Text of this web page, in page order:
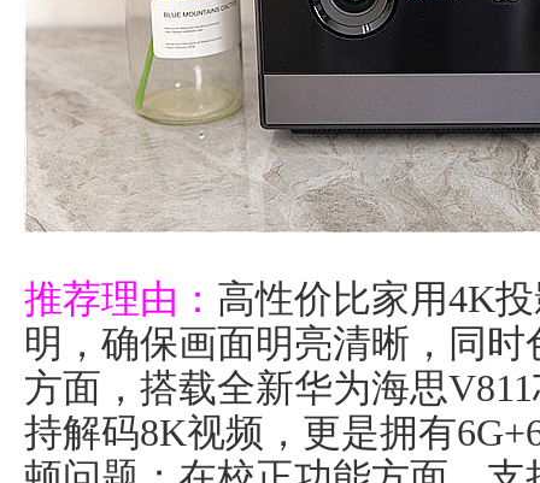
推荐理由： 高性价比家用4K
明，确保画面明亮清晰，同
方面，搭载全新华为海思
持解码8K视频，更是拥有